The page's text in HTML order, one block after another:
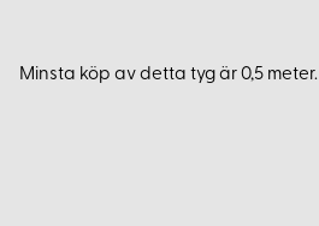
Minsta köp av detta tyg är 0,5 meter.